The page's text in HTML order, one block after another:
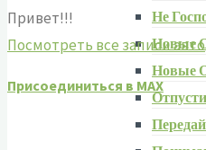
Не
Новые
Новые
Привет!!!
Посмотреть все записи
Присоединиться в MAX